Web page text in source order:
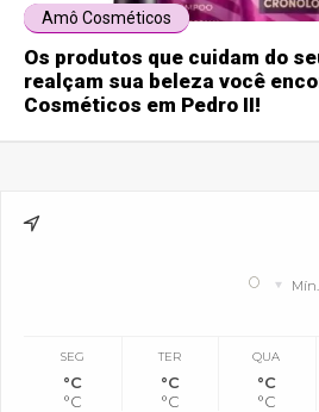
Amô Cosméticos
Os produtos que cuidam do
realçam sua beleza você
Cosméticos em Pedro II!
°
SEG
°C
°C
TER
°C
°C
QUA
°C
°C